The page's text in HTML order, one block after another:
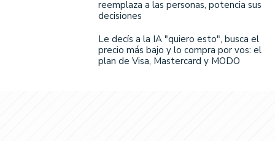
reemplaza a las personas, potencia sus
decisiones
Le decís a la IA "quiero esto", busca el
precio más bajo y lo compra por vos: el
plan de Visa, Mastercard y MODO